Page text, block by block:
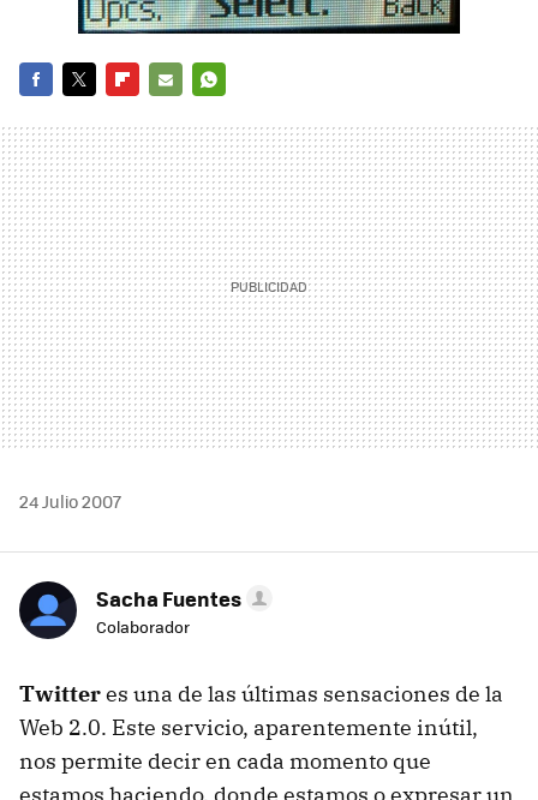
MAIL
24 Julio 2007
Sacha Fuentes
Colaborador
Twitteres una de las últimas sensaciones de la
Web 2.0. Este servicio, aparentemente inútil,
nos permite decir en cada momento que